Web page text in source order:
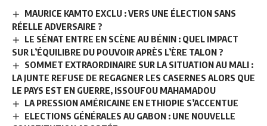
MAURICE KAMTO EXCLU : VERS UNE ÉLECTION SANS
RÉELLE ADVERSAIRE ?
LE SÉNAT ENTRE EN SCÈNE AU BÉNIN : QUEL IMPACT
SUR L’ÉQUILIBRE DU POUVOIR APRÈS L’ÈRE TALON ?
SOMMET EXTRAORDINAIRE SUR LA SITUATION AU MALI :
LA JUNTE REFUSE DE REGAGNER LES CASERNES ALORS QUE
LE PAYS EST EN GUERRE, ISSOUFOU MAHAMADOU
LA PRESSION AMÉRICAINE EN ETHIOPIE S’ACCENTUE
ELECTIONS GÉNÉRALES AU GABON : UNE NOUVELLE